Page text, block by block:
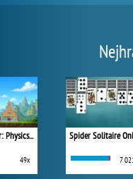
One Shot Tower: Physics Destroyer
49x
Spider Solitaire
7